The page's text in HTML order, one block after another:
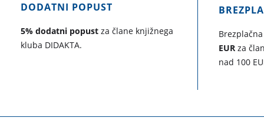
DODATNI POPUST
5% dodatni popust za člane knjižnega
kluba DIDAKTA.
EUR za
nad 100